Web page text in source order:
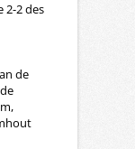
2-2 des
de